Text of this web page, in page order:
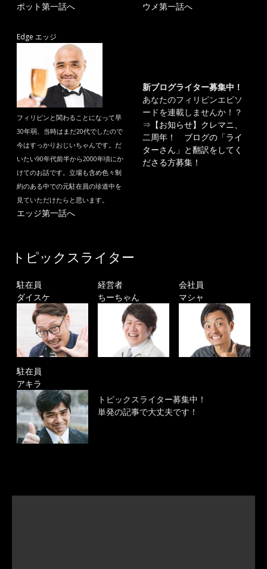
ポット第一話へ ウメ第一話へ
Edge エッジ
フィリピンと関わることになって早
30年弱、当時はまだ20代でしたので
今はすっかりおじいちゃんです。だ
いたい90年代前半から2000年頃にか
けてのお話です。立場も含め色々制
約のある中での元駐在員の珍道中を
見ていただけたらと思います。
エッジ第一話へ
新ブログライター募集中！
あなたのフィリピンエピソ
ードを連載しませんか！？
⇒ 【お知らせ】クレマニ、
二周年！ ブログの「ライ
ターさん」と翻訳をしてく
ださる方募集！
トピックスライター
駐在員
ダイスケ
経営者
ちーちゃん
会社員
マシャ
駐在員
アキラ
トピックスライター募集中！
単発の記事で大丈夫です！